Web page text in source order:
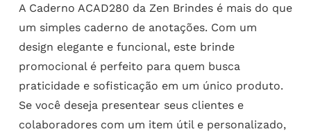
A Caderno ACAD280 da Zen Brindes é mais do que
um simples caderno de anotações. Com um
design elegante e funcional, este brinde
promocional é perfeito para quem busca
praticidade e sofisticação em um único produto.
Se você deseja presentear seus clientes e
colaboradores com um item útil e personalizado,